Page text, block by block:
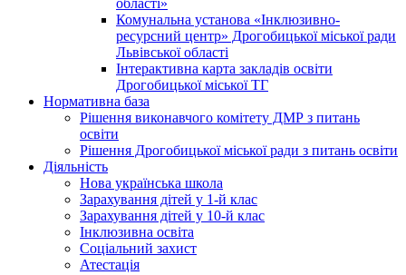
області»
Комунальна установа «Інклюзивно-
ресурсний центр» Дрогобицької міської ради
Львівської області
Інтерактивна карта закладів освіти
Дрогобицької міської ТГ
Нормативна база
Рішення виконавчого комітету ДМР з питань
освіти
Рішення Дрогобицької міської ради з питань освіти
Діяльність
Нова українська школа
Зарахування дітей у 1-й клас
Зарахування дітей у 10-й клас
Інклюзивна освіта
Соціальний захист
Атестація